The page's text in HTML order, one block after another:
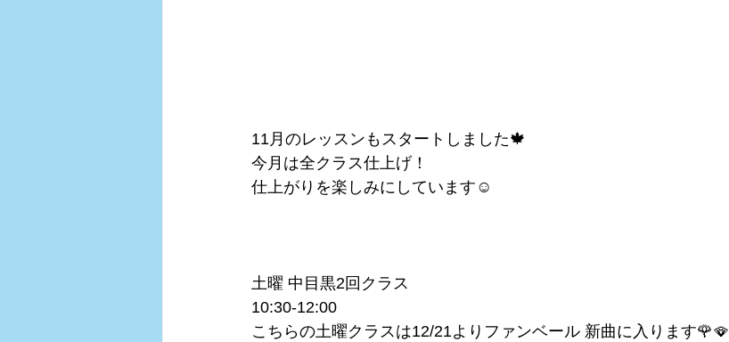
11月のレッスンもスタートしました🍁
今月は全クラス仕上げ！
仕上がりを楽しみにしています☺️
土曜 中目黒2回クラス
10:30-12:00
こちらの土曜クラスは12/21よりファンベール 新曲に入ります🌹🪭